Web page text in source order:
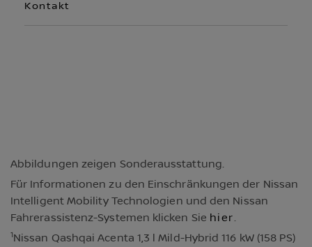
Kontakt
Abbildungen zeigen Sonderausstattung.
Für Informationen zu den Einschränkungen der Nissan
Intelligent Mobility Technologien und den Nissan
Fahrerassistenz-Systemen klicken Sie hier
1Nissan Qashqai Acenta 1,3 l Mild-Hybrid 116 kW (158 PS)